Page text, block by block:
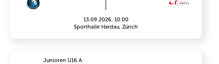
13.09.2026, 10:00
Sporthalle Hardau, Zürich
Junioren U16 A